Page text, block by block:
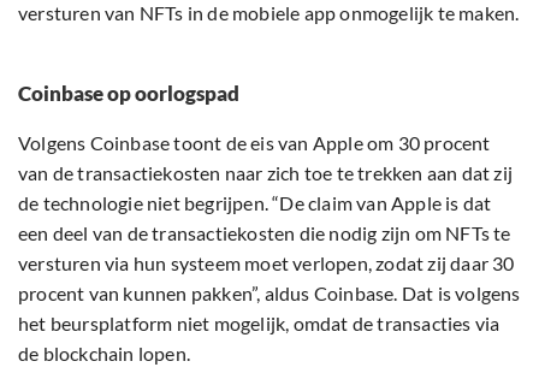
versturen van NFTs in de mobiele app onmogelijk te maken.
Coinbase op oorlogspad
Volgens Coinbase toont de eis van Apple om 30 procent
van de transactiekosten naar zich toe te trekken aan dat zij
de technologie niet begrijpen. “De claim van Apple is dat
een deel van de transactiekosten die nodig zijn om NFTs te
versturen via hun systeem moet verlopen, zodat zij daar 30
procent van kunnen pakken”, aldus Coinbase. Dat is volgens
het beursplatform niet mogelijk, omdat de transacties via
de blockchain lopen.